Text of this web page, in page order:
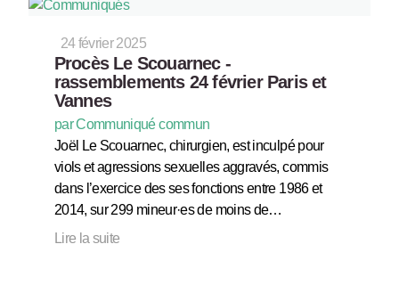
24 février 2025
Procès Le Scouarnec -
rassemblements 24 février Paris et
Vannes
par Communiqué commun
Joël Le Scouarnec, chirurgien, est inculpé pour
viols et agressions sexuelles aggravés, commis
dans l’exercice des ses fonctions entre 1986 et
2014, sur 299 mineur·es de moins de…
Lire la suite